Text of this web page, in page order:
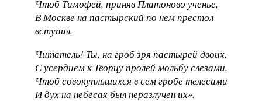
Чтоб Тимофей, приняв Платоново ученье,
В Москве на пастырский по нем престол
вступил.
Читатель! Ты, на гроб зря пастырей двоих,
С усердием к Творцу пролей мольбу слезами,
Чтоб совокупльшихся в сем гробе телесами
И дух на небесах был неразлучен их».